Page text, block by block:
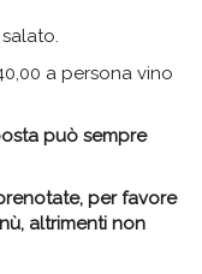
a persona vino
può sempre
per favore
altrimenti non